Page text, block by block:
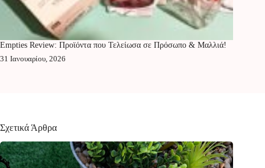
Empties Review: Προϊόντα που Τελείωσα σε Πρόσωπο & Μαλλιά!
31 Ιανουαρίου, 2026
Σχετικά Άρθρα